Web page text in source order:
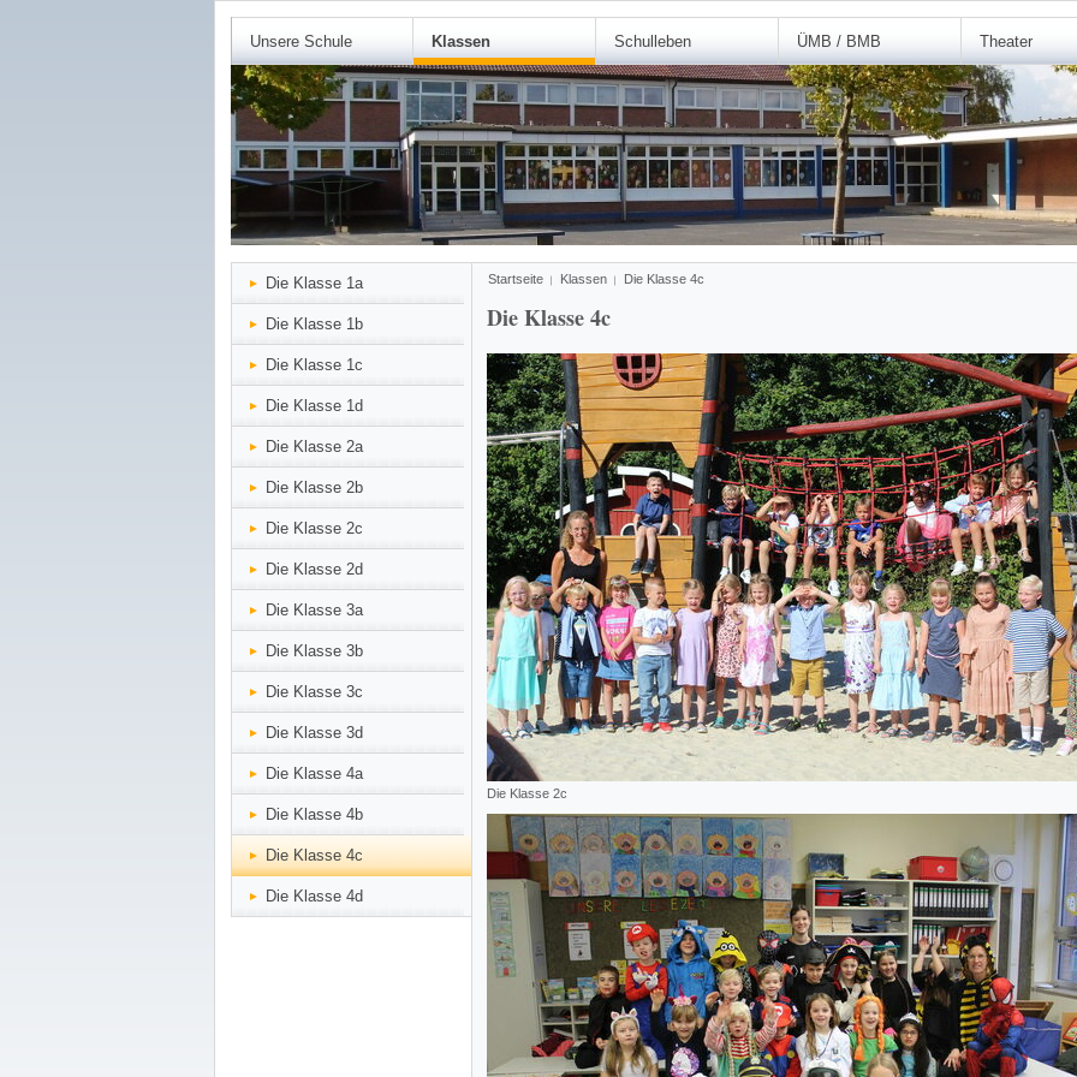
Unsere Schule Klassen Schulleben ÜMB / BMB Theater
Startseite Klassen Die Klasse 4c
Die Klasse 4c
Die Klasse 2c
Die Klasse 1a
Die Klasse 1b
Die Klasse 1c
Die Klasse 1d
Die Klasse 2a
Die Klasse 2b
Die Klasse 2c
Die Klasse 2d
Die Klasse 3a
Die Klasse 3b
Die Klasse 3c
Die Klasse 3d
Die Klasse 4a
Die Klasse 4b
Die Klasse 4c
Die Klasse 4d